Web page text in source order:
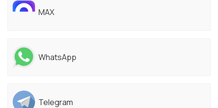
MAX
WhatsApp
Telegram